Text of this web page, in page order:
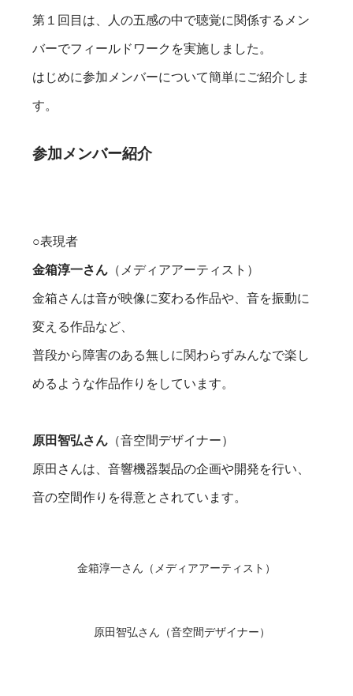
第１回目は、人の五感の中で聴覚に関係するメン
バーでフィールドワークを実施しました。
はじめに参加メンバーについて簡単にご紹介しま
す。
参加メンバー紹介
○表現者
金箱淳一さん （メディアアーティスト）
金箱さんは音が映像に変わる作品や、音を振動に
変える作品など、
普段から障害のある無しに関わらずみんなで楽し
めるような作品作りをしています。
原田智弘さん （音空間デザイナー）
原田さんは、音響機器製品の企画や開発を行い、
音の空間作りを得意とされています。
金箱淳一さん（メディアアーティスト）
原田智弘さん（音空間デザイナー）